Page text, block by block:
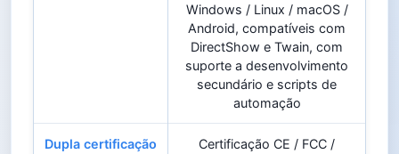
Windows / Linux / macOS /
Android, compatíveis com
DirectShow e Twain, com
suporte a desenvolvimento
secundário e scripts de
automação
Dupla certificação
Certificação CE / FCC /